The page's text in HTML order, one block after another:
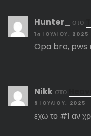
Hunter_ στο
14 ΙΟΥΛΊΟΥ, 2025
Opa bro,
Nikk στο
9 ΙΟΥΛΊΟΥ, 2025
εχω το #1 αν